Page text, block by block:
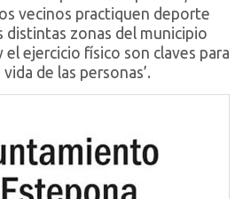
vecinos practiquen deporte
distintas zonas del municipio
ejercicio físico son claves para
de las personas’.